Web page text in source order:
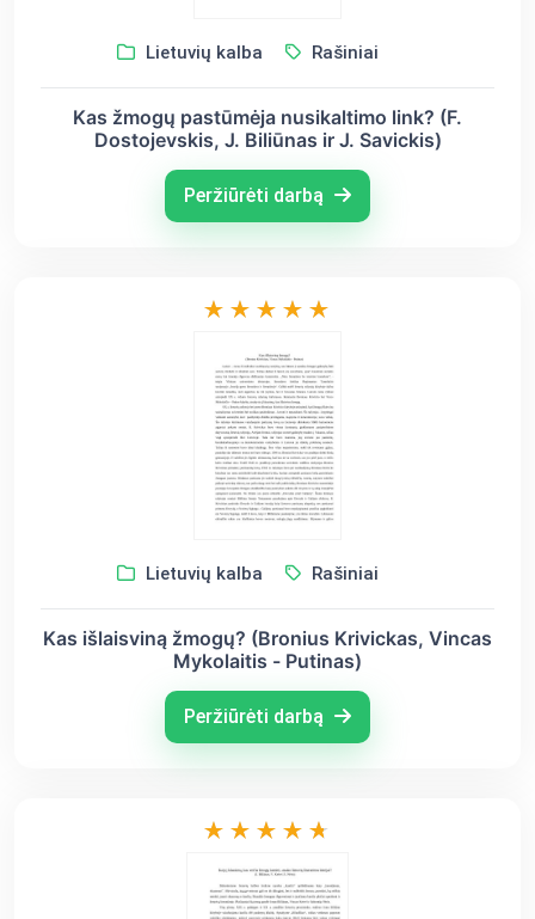
Lietuvių kalba Rašiniai
Kas žmogų pastūmėja nusikaltimo link? (F.
Dostojevskis, J. Biliūnas ir J. Savickis)
Peržiūrėti darbą
Lietuvių kalba Rašiniai
Kas išlaisviną žmogų? (Bronius Krivickas, Vincas
Mykolaitis - Putinas)
Peržiūrėti darbą